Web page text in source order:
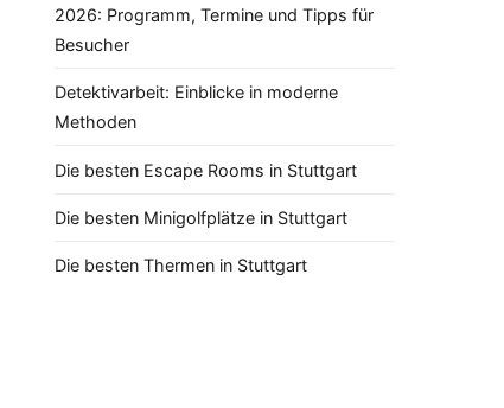
2026: Programm, Termine und Tipps für
Besucher
Detektivarbeit: Einblicke in moderne
Methoden
Die besten Escape Rooms in Stuttgart
Die besten Minigolfplätze in Stuttgart
Die besten Thermen in Stuttgart